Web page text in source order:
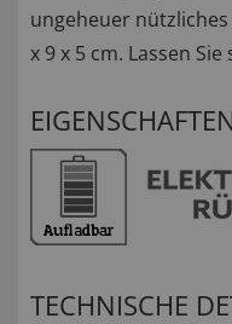
ungeheuer nützliches
x 9 x 5 cm. Lassen
TECHNISCHE